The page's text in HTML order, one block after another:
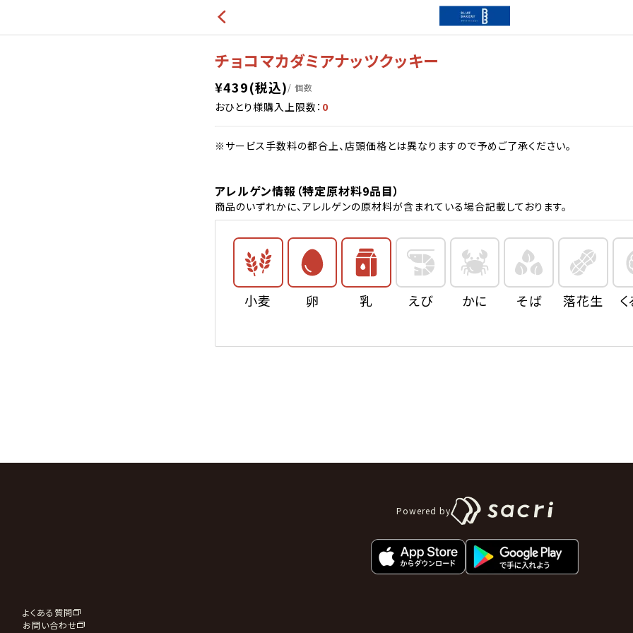
チョコマカダミアナッツクッキー
¥439(税込)/ 個数
おひとり様購入上限数： 0
※サービス手数料の都合上、店頭価格とは異なりますので予めご了承ください。
アレルゲン情報（特定原材料9品目）
商品のいずれかに、アレルゲンの原材料が含まれている場合記載しております。
小麦 卵 乳 えび かに そば 落花生
Powered by
よくある質問
お問い合わせ